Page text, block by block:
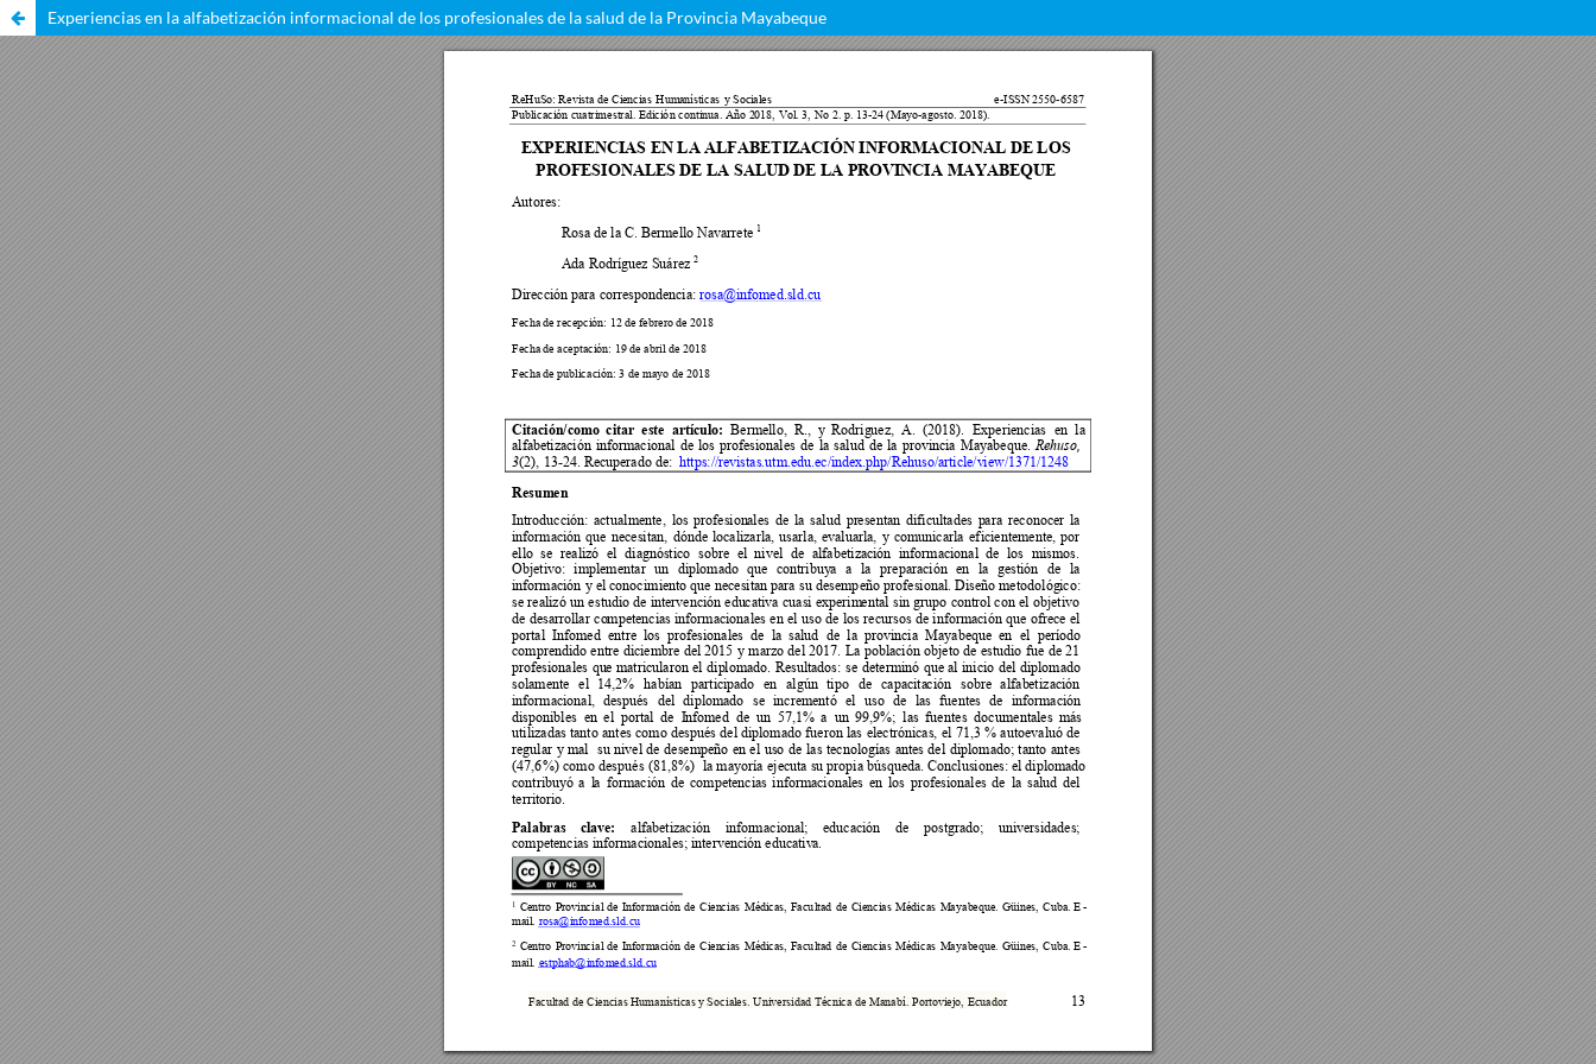
Experiencias en la alfabetización informacional de los profesionales de la salud de la Provincia Mayabeque